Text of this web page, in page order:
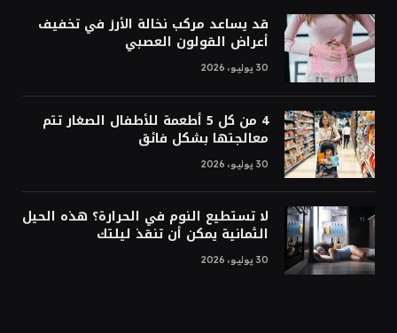
قد يساعد مركب نخالة الأرز في تخفيف
أعراض القولون العصبي
30 يوليو، 2026
4 من كل 5 أطعمة للأطفال الصغار تتم
معالجتها بشكل فائق
30 يوليو، 2026
لا تستطيع النوم في الحرارة؟ هذه الحيل
الثمانية يمكن أن تنقذ ليلتك
30 يوليو، 2026